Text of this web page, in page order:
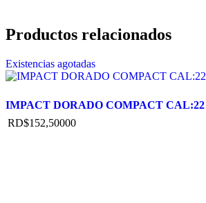
Productos relacionados
Existencias agotadas
IMPACT DORADO COMPACT CAL:22
RD$152,50000